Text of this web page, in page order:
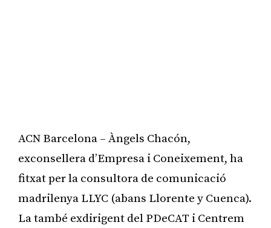
ACN Barcelona – Àngels Chacón,
exconsellera d’Empresa i Coneixement, ha
fitxat per la consultora de comunicació
madrilenya LLYC (abans Llorente y Cuenca).
La també exdirigent del PDeCAT i Centrem